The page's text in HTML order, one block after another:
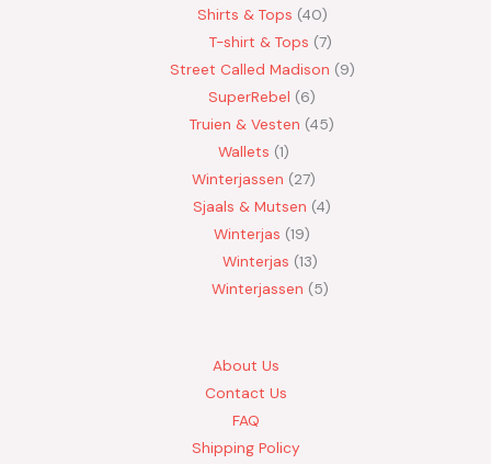
Shirts & Tops 40
T-shirt & Tops 7
Street Called Madison 9
SuperRebel
6
Truien & Vesten 45
Wallets 1
Winterjassen
27
Sjaals & Mutsen 4
Winterjas 19
Winterjas 13
Winterjassen
5
About Us
Contact Us
FAQ
Shipping Policy